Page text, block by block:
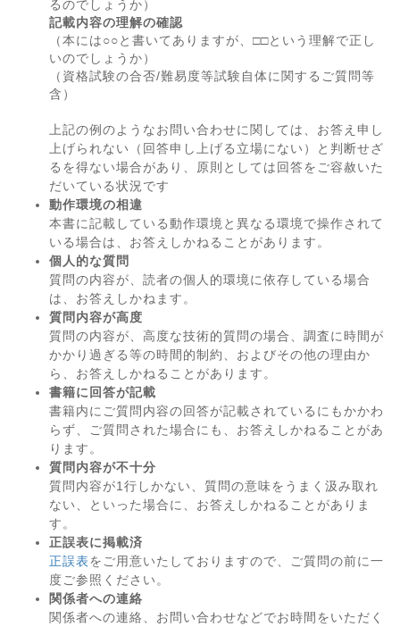
るのでしょうか）
記載内容の理解の確認
（本には○○と書いてありますが、□□という理解で正し
いのでしょうか）
（資格試験の合否/難易度等試験自体に関するご質問等
含）
上記の例のようなお問い合わせに関しては、お答え申し
上げられない（回答申し上げる立場にない）と判断せざ
るを得ない場合があり、原則としては回答をご容赦いた
だいている状況です
動作環境の相違
本書に記載している動作環境と異なる環境で操作されて
いる場合は、お答えしかねることがあります。
個人的な質問
質問の内容が、読者の個人的環境に依存している場合
は、お答えしかねます。
質問内容が高度
質問の内容が、高度な技術的質問の場合、調査に時間が
かかり過ぎる等の時間的制約、およびその他の理由か
ら、お答えしかねることがあります。
書籍に回答が記載
書籍内にご質問内容の回答が記載されているにもかかわ
らず、ご質問された場合にも、お答えしかねることがあ
ります。
質問内容が不十分
質問内容が1行しかない、質問の意味をうまく汲み取れ
ない、といった場合に、お答えしかねることがありま
す。
正誤表に掲載済
正誤表をご用意いたしておりますので、ご質問の前に一
度ご参照ください。
関係者への連絡
関係者への連絡、お問い合わせなどでお時間をいただく